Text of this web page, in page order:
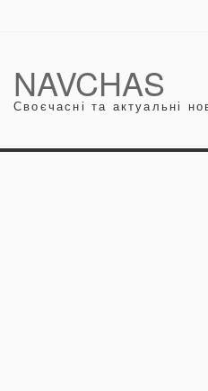
NAVCHAS
Своєчасні та актуальні